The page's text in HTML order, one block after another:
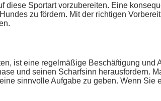
diese Sportart vorzubereiten. Eine
zu fördern. Mit der richtigen
ist eine regelmäßige Beschäftigung und
und seinen Scharfsinn herausfordern.
sinnvolle Aufgabe zu geben. Wenn Sie